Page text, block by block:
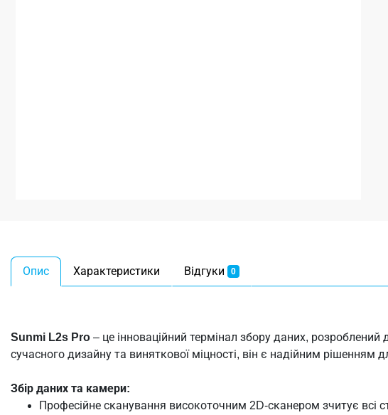
Опис Характеристики Відгуки 0
Sunmi L2s Pro – це інноваційний термінал збору даних,
сучасного дизайну та виняткової міцності, він є надійним рішенням
Збір даних та камери:
Професійне сканування високоточним 2D-сканером зчитує всі